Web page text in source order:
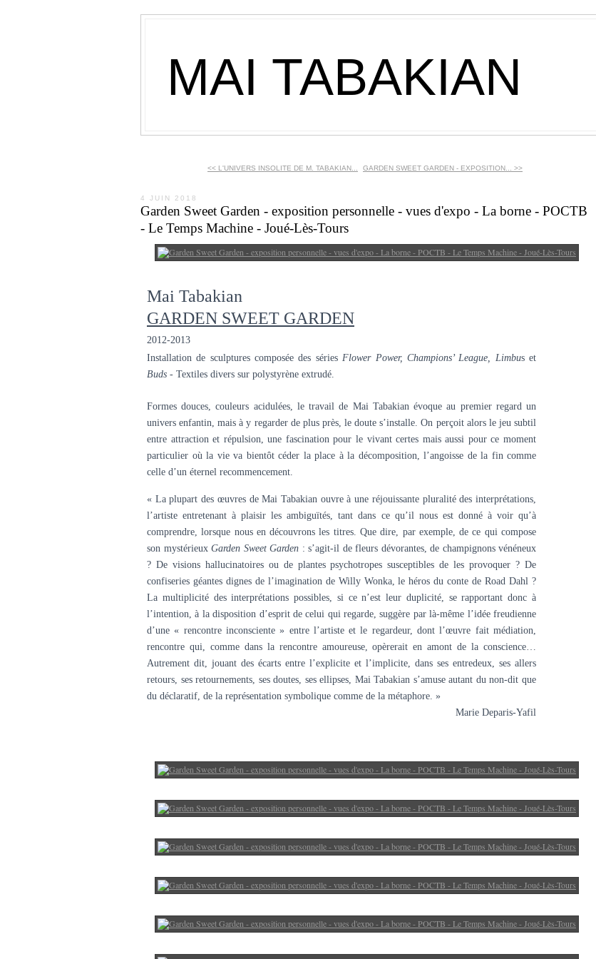
MAI TABAKIAN
<< L'UNIVERS INSOLITE DE M. TABAKIAN... GARDEN SWEET GARDEN - EXPOSITION... >>
4 JUIN 2018
Garden Sweet Garden - exposition personnelle - vues d'expo - La borne - POCTB
- Le Temps Machine - Joué-Lès-Tours
Mai Tabakian
GARDEN SWEET GARDEN
2012-2013
Installation de sculptures composée des sériesFlower Power, Champions’ League, Limbus et
Buds - Textiles divers sur polystyrène extrudé.
Formes douces, couleurs acidulées, le travail de Mai Tabakian évoque au premier regard un
univers enfantin, mais à y regarder de plus près, le doute s’installe. On perçoit alors le jeu subtil
entre attraction et répulsion, une fascination pour le vivant certes mais aussi pour ce moment
particulier où la vie va bientôt céder la place à la décomposition, l’angoisse de la fin comme
celle d’un éternel recommencement.
« La plupart des œuvres de Mai Tabakian ouvre à une réjouissante pluralité des interprétations,
l’artiste entretenant à plaisir les ambiguïtés, tant dans ce qu’il nous est donné à voir qu’à
comprendre, lorsque nous en découvrons les titres. Que dire, par exemple, de ce qui compose
son mystérieux Garden Sweet Garden : s’agit-il de fleurs dévorantes, de champignons vénéneux
? De visions hallucinatoires ou de plantes psychotropes susceptibles de les provoquer ? De
confiseries géantes dignes de l’imagination de Willy Wonka, le héros du conte de Road Dahl ?
La multiplicité des interprétations possibles, si ce n’est leur duplicité, se rapportant donc à
l’intention, à la disposition d’esprit de celui qui regarde, suggère par là-même l’idée freudienne
d’une « rencontre inconsciente » entre l’artiste et le regardeur, dont l’œuvre fait médiation,
rencontre qui, comme dans la rencontre amoureuse, opèrerait en amont de la conscience…
Autrement dit, jouant des écarts entre l’explicite et l’implicite, dans ses entredeux, ses allers
retours, ses retournements, ses doutes, ses ellipses, Mai Tabakian s’amuse autant du non-dit que
du déclaratif, de la représentation symbolique comme de la métaphore. »
Marie Deparis-Yafil